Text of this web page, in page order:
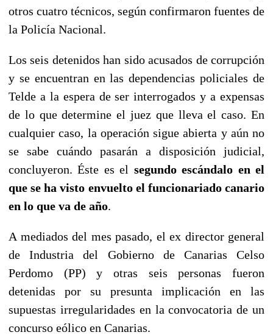
otros cuatro técnicos, según confirmaron fuentes de
la Policía Nacional.
Los seis detenidos han sido acusados de corrupción
y se encuentran en las dependencias policiales de
Telde a la espera de ser interrogados y a expensas
de lo que determine el juez que lleva el caso. En
cualquier caso, la operación sigue abierta y aún no
se sabe cuándo pasarán a disposición judicial,
concluyeron. Éste es el segundo escándalo en el
que se ha visto envuelto el funcionariado canario
en lo que va de año.
A mediados del mes pasado, el ex director general
de Industria del Gobierno de Canarias Celso
Perdomo (PP) y otras seis personas fueron
detenidas por su presunta implicación en las
supuestas irregularidades en la convocatoria de un
concurso eólico en Canarias.